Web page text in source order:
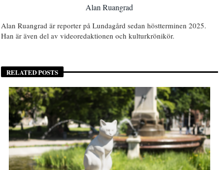
Alan Ruangrad
Alan Ruangrad är reporter på Lundagård sedan höstterminen 2025.
Han är även del av videoredaktionen och kulturkrönikör.
RELATED POSTS